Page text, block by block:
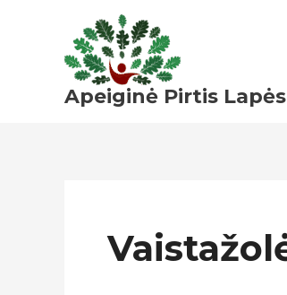
Apeiginė Pirtis